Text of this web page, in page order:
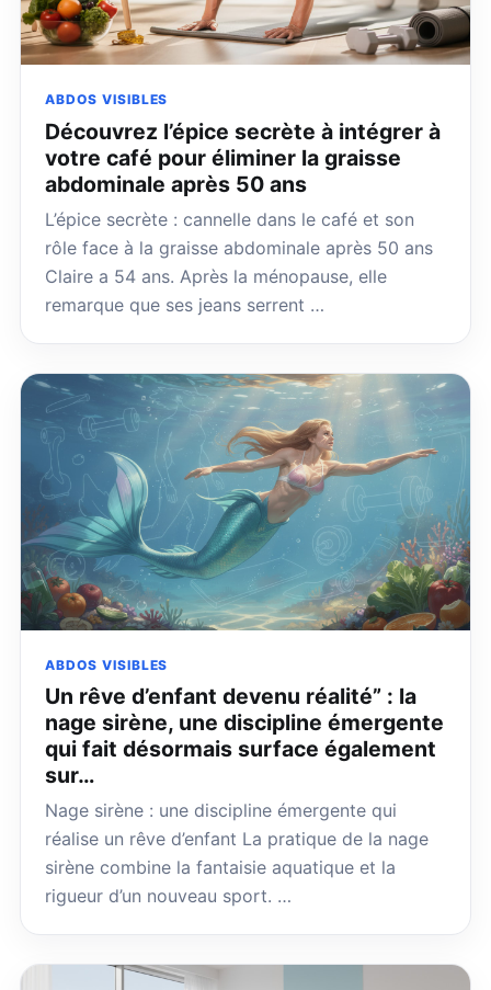
ABDOS VISIBLES
Découvrez l’épice secrète à intégrer à
votre café pour éliminer la graisse
abdominale après 50 ans
L’épice secrète : cannelle dans le café et son
rôle face à la graisse abdominale après 50 ans
Claire a 54 ans. Après la ménopause, elle
remarque que ses jeans serrent …
ABDOS VISIBLES
Un rêve d’enfant devenu réalité” : la
nage sirène, une discipline émergente
qui fait désormais surface également
sur…
Nage sirène : une discipline émergente qui
réalise un rêve d’enfant La pratique de la nage
sirène combine la fantaisie aquatique et la
rigueur d’un nouveau sport. …